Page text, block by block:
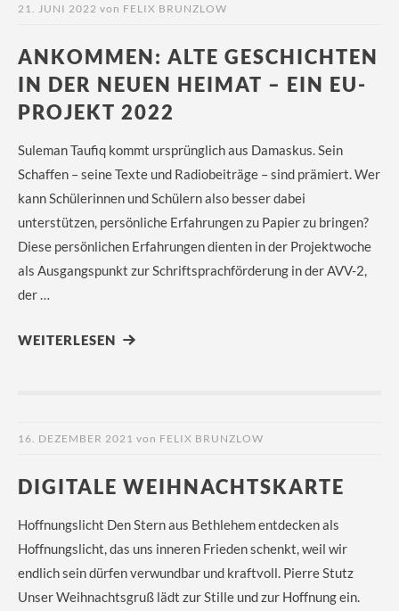
21. JUNI 2022 von FELIX BRUNZLOW
ANKOMMEN: ALTE GESCHICHTEN
IN DER NEUEN HEIMAT – EIN EU-
PROJEKT 2022
Suleman Taufiq kommt ursprünglich aus Damaskus. Sein
Schaffen – seine Texte und Radiobeiträge – sind prämiert. Wer
kann Schülerinnen und Schülern also besser dabei
unterstützen, persönliche Erfahrungen zu Papier zu bringen?
Diese persönlichen Erfahrungen dienten in der Projektwoche
als Ausgangspunkt zur Schriftsprachförderung in der AVV-2,
der …
WEITERLESEN
16. DEZEMBER 2021 von FELIX BRUNZLOW
DIGITALE WEIHNACHTSKARTE
Hoffnungslicht Den Stern aus Bethlehem entdecken als
Hoffnungslicht, das uns inneren Frieden schenkt, weil wir
endlich sein dürfen verwundbar und kraftvoll. Pierre Stutz
Unser Weihnachtsgruß lädt zur Stille und zur Hoffnung ein.